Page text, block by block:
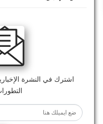
اشترك في النشرة